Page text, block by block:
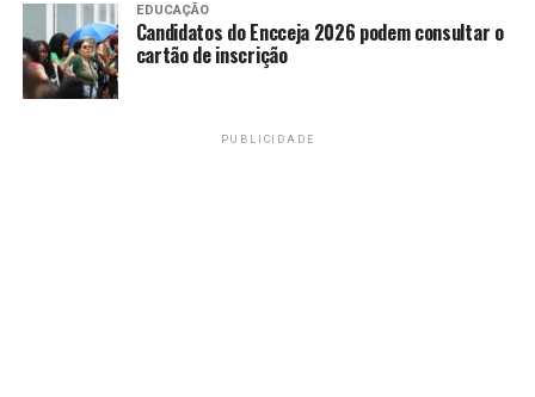
EDUCAÇÃO
Candidatos do Encceja 2026 podem consultar o
cartão de inscrição
PUBLICIDADE